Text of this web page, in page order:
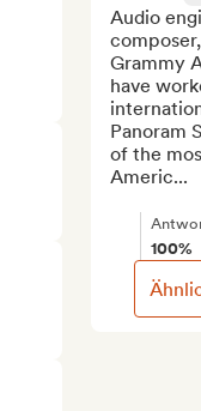
Audio
Grammy
have
Panoram
of the
Americ...
100%